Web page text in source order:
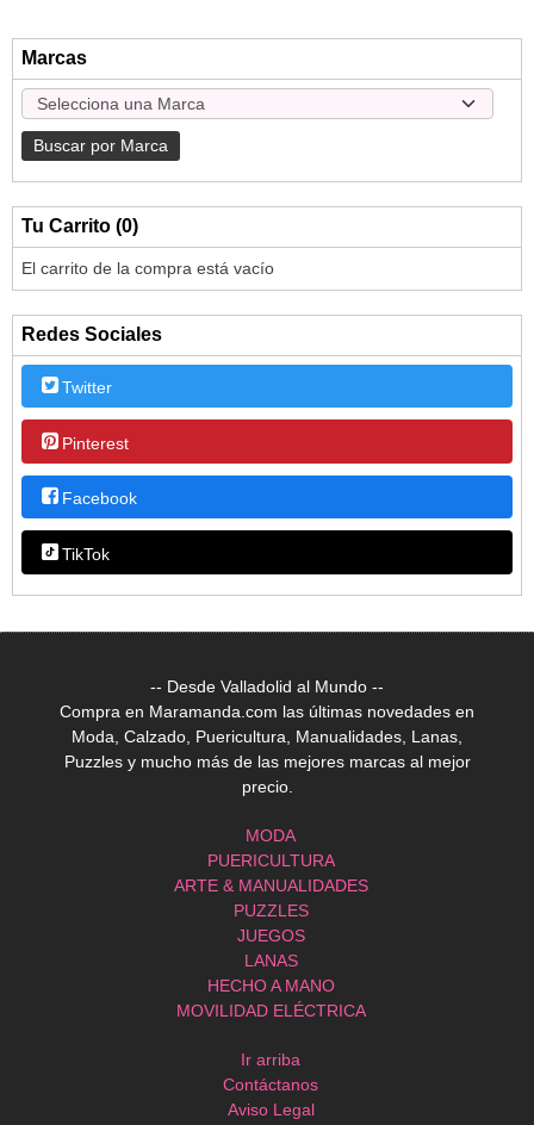
Marcas
Tu Carrito (0)
El carrito de la compra está vacío
Redes Sociales
Twitter
Pinterest
Facebook
TikTok
-- Desde Valladolid al Mundo --
Compra en Maramanda.com las últimas novedades en
Moda, Calzado, Puericultura, Manualidades, Lanas,
Puzzles y mucho más de las mejores marcas al mejor
precio.
MODA
PUERICULTURA
ARTE & MANUALIDADES
PUZZLES
JUEGOS
LANAS
HECHO A MANO
MOVILIDAD ELÉCTRICA
Ir arriba
Contáctanos
Aviso Legal